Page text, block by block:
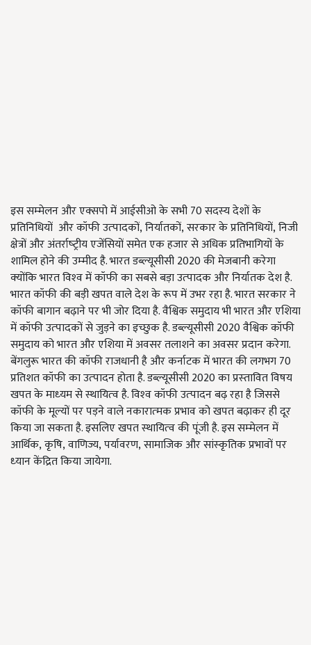
इस सम्‍मेलन और एक्‍सपो में आईसीओ के सभी 70 सदस्‍य देशों के
प्रतिनिधियों और कॉफी उत्‍पादकों, निर्यातकों, सरकार के प्रतिनिधियों, निजी
क्षेत्रों और अंतर्राष्‍ट्रीय एजेंसियों समेत एक हजार से अधिक प्रतिभागियों के
शामिल होने की उम्‍मीद है. भारत डब्‍ल्‍यूसीसी 2020 की मेजबानी करेगा
क्‍योंकि भारत विश्‍व में कॉफी का सबसे बड़ा उत्‍पादक और निर्यातक देश है.
भारत कॉफी की बड़ी खपत वाले देश के रूप में उभर रहा है. भारत सरकार ने
कॉफी बागान बढ़ाने पर भी जोर दिया है. वैश्विक समुदाय भी भारत और एशिया
में कॉफी उत्‍पादकों से जुड़ने का इच्‍छुक है. डब्‍ल्‍यूसीसी 2020 वैश्विक कॉफी
समुदाय को भारत और एशिया में अवसर तलाशने का अवसर प्रदान करेगा.
बेंगलुरू भारत की कॉफी राजधानी है और कर्नाटक में भारत की लगभग 70
प्रतिशत कॉफी का उत्‍पादन होता है. डब्‍ल्‍यूसीसी 2020 का प्रस्‍तावित विषय
खपत के माध्‍यम से स्‍थायित्‍व है. विश्‍व कॉफी उत्‍पादन बढ़ रहा है जिससे
कॉफी के मूल्‍यों पर पड़ने वाले नकारात्‍मक प्रभाव को खपत बढ़ाकर ही दूर
किया जा सकता है. इसलिए खपत स्‍थायित्‍व की पूंजी है. इस सम्‍मेलन में
आर्थिक, कृषि, वाणिज्‍य, पर्यावरण, सामाजिक और सांस्‍कृतिक प्रभावों पर
ध्‍यान केंद्रित किया जायेगा.